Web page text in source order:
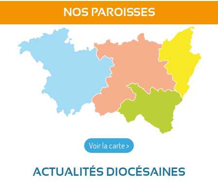
NOS PAROISSES
Voir la carte >
ACTUALITÉS DIOCÉSAINES